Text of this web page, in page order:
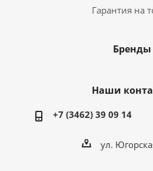
Гарантия на
Бренды
Наши
+7 (3462) 39 09 14
ул.